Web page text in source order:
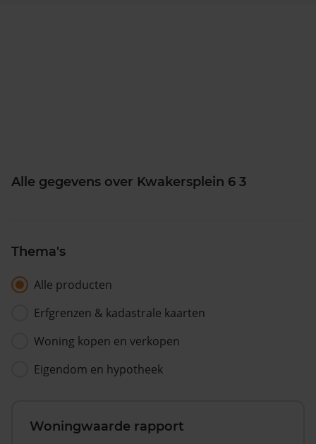
Alle gegevens over Kwakersplein 6 3
Thema's
Alle producten
Erfgrenzen & kadastrale kaarten
Woning kopen en verkopen
Eigendom en hypotheek
Woningwaarde rapport